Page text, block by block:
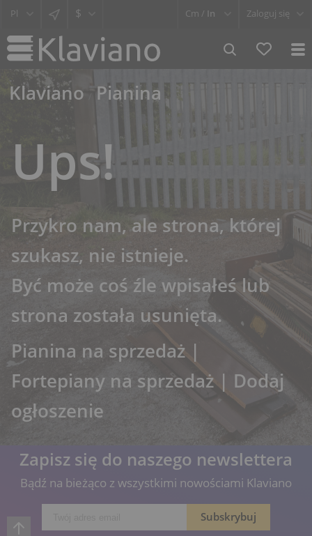
$ Cm / In Zaloguj się
Klaviano Pianina
Ups!
Przykro nam, ale strona, której
szukasz, nie istnieje.
Być może coś źle wpisałeś lub
strona została usunięta.
Pianina na sprzedaż |
Fortepiany na sprzedaż| Dodaj
ogłoszenie
Zapisz się do naszego newslettera
Bądź na bieżąco z wszystkimi nowościami Klaviano